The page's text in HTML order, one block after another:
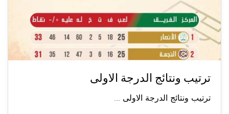
ترتيب ونتائج الدرجة الاولى
ترتيب ونتائج الدرجة الاولى ...